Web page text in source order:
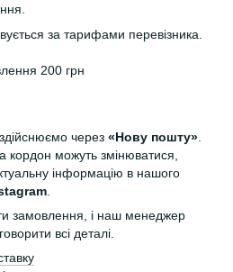
за тарифами перевізника.
200 грн
через «Нову пошту»
кордон можуть змінюватися,
інформацію в нашого
замовлення, і наш менеджер
всі деталі.